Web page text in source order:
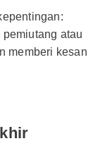
atau
memberi kesan